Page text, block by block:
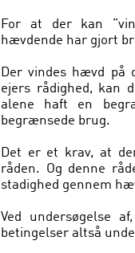
For at der kan
hævdende har gjort
Der vindes hævd på
ejers rådighed, kan
alene haft en
begrænsede brug.
Det er et krav, at
råden. Og denne
stadighed gennem
Ved undersøgelse
betingelser altså